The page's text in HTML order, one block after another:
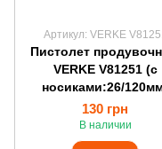
Артикул: VERKE
Пистолет
VERKE V81251 (с
носиками:26/
130 грн
В наличии